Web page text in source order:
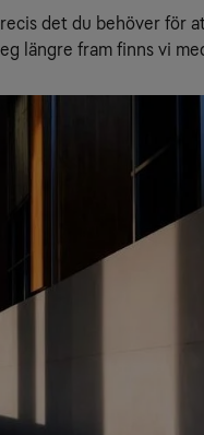
det du behöver för
längre fram finns vi